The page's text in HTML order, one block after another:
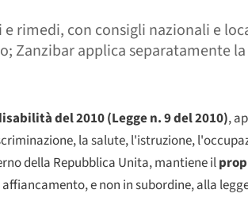
rimedi, con consigli nazionali e
applica separatamente la
del 2010 (Legge n. 9 del 2010),
la salute, l'istruzione,
della Repubblica Unita, mantiene il
e non in subordine, alla